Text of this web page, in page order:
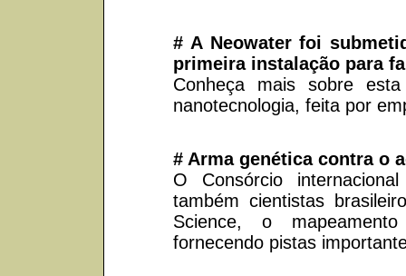
# A Neowater foi
primeira instalação para
Conheça mais sobre
nanotecnologia, feita por
# Arma genética contra o
O Consórcio
também cientistas
Science, o
fornecendo pistas